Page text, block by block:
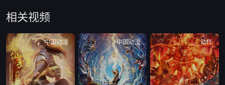
相关视频
中国动漫 中国动漫 动作